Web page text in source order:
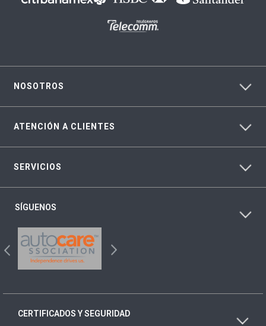
NOSOTROS
ATENCIÓN A CLIENTES
SERVICIOS
SÍGUENOS
CERTIFICADOS Y SEGURIDAD